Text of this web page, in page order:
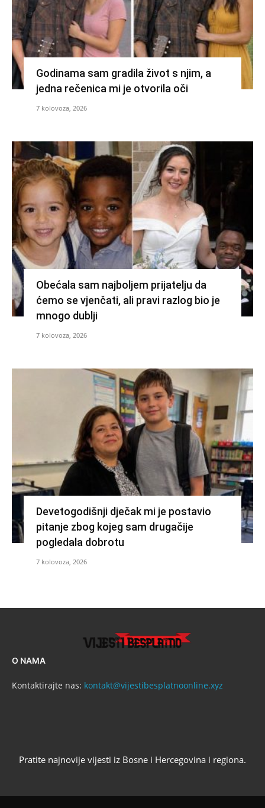
Godinama sam gradila život s njim, a
jedna rečenica mi je otvorila oči
7 kolovoza, 2026
Obećala sam najboljem prijatelju da
ćemo se vjenčati, ali pravi razlog bio je
mnogo dublji
7 kolovoza, 2026
Devetogodišnji dječak mi je postavio
pitanje zbog kojeg sam drugačije
pogledala dobrotu
7 kolovoza, 2026
O NAMA
Kontaktirajte nas: kontakt@vijestibesplatnoonline.xyz
Pratite najnovije vijesti iz Bosne i Hercegovina i regiona.